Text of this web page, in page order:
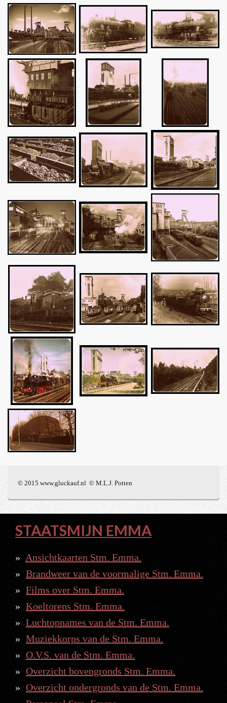
© 2015 www.gluckauf.nl © M.L.J. Potten
STAATSMIJN EMMA
Ansichtkaarten Stm. Emma.
Brandweer van de voormalige Stm. Emma.
Films over Stm. Emma.
Koeltorens Stm. Emma.
Luchtopnames van de Stm. Emma.
Muziekkorps van de Stm. Emma.
O.V.S. van de Stm. Emma.
Overzicht bovengronds Stm. Emma.
Overzicht ondergronds van de Stm. Emma.